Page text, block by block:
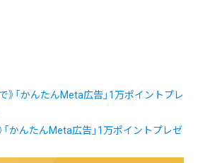
「かんたんMeta広告」1万ポイントプレゼ